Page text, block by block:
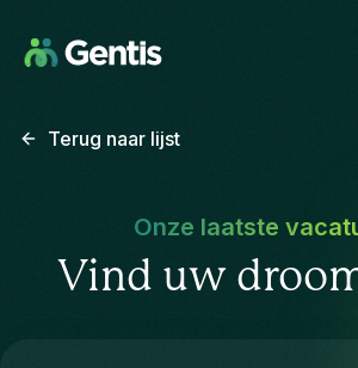
Terug naar lijst
Onze laatste
Vind uw